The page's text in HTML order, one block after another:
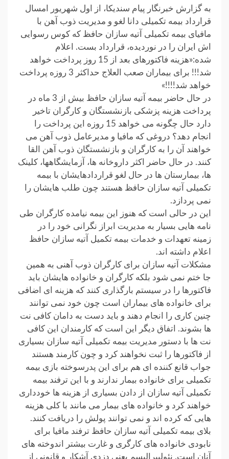
به گزارش خبرنگار پیام سندیکا، از اول شهریور امسال
قرارداد بیمه تکمیلی دانا لغو و مدیریت ذوب آهن با
مافیای بیمه تکمیلی آتیه سازان حافظ که کوس رسوایی
اش ایران را در نوردیده، قرارداد بست. اعلام
شده:«هزینه فاکتورهای بعد از 15 روز پرداخت خواهد
شد!!! برای بیماران صعب العلاج حداکثر 3 روزه پرداخت
خواهد شد!!!!»
در حال حاضر بیمه آتیه سازان حافظ بیش از 3 ماه در
پرداخت هزینه پزشکی بازنشستگان و کارگران تاخیر
دارد حال چگونه می خواهد 15 روزه این پرداخت را
انجام دهد؟ دروغی که مافیا و مدیرعامل ذوب آهن می
خواهند آن را به کارگران و بازنشستگان ذوب آهن القا
کنند. در حال حاضر اکثر داروخانه ها، آزمایشگاهها، کلینک
ها، بیمارستان ها در حال لغو قراردادهایشان با بیمه
تکمیلی آتیه سازان حافظ هستند چون طلب هایشان را
نمی پردازد.
این در حالی است که هنوز این بیمه نیامده کارگران طی
نامه هایی بسیار به مدیریت ابراز نگرانی خود را در
زمینه تعهدات و خدمات بیمه تکمیل آتیه سازان حافظ
اعلام داشته اند.
مشکلات آتیه سازان برای کارگران ذوب آهنی به همین
جا ختم نمی شود بلکه کارگران و خانواده هایشان باید
فاکتورها را در سیستم بارگذاری کنند که هزینه ای اضافی
برای خانواده های بیماران است چون خود نمی توانند
چنین کاری را انجام دهند و باید دست به دامان کافی نت
ها بشوند. اتفاق دیگر این است که کارمندان این کافی
نت ها با دستور مدیریت بیمه تکمیلی آتیه سازان بسیاری
از فاکتورها را ثبت نخواهند کرد و چون کارمند هستند
جواب قانع کننده ای هم برای این پدرسوخته بازی بیمه
تکمیلی برای خانواده بیمار ندارند و با این ترفند بیمه
تکمیلی آتیه سازان از دادن بسیاری از هزینه ها خودداری
خواهند کرد و خانواده های بیمار می مانند با کلی هزینه
هایی که کرده اند و نمی توانند پولش را دریافت کنند.
بلای بیمه تکمیلی آتیه سازان حافظ ترفند مافیا برای
نابودی خانواده های کارگری و غارت بیشتر اندوخته های
آنان است. نئولیبرالیسم یعنی دزدی آشکار و قانونی از